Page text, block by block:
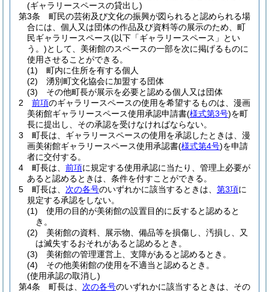
(ギャラリースペースの貸出し)
第3条
町民の芸術及び文化の振興が図られると認められる場
合には、個人又は団体の作品及び資料等の展示のため、町
民ギャラリースペース(以下「ギャラリースペース」とい
う。)として、美術館のスペースの一部を次に掲げるものに
使用させることができる。
(1)
町内に住所を有する個人
(2)
湧別町文化協会に加盟する団体
(3)
その他町長が展示を必要と認める個人又は団体
2
前項のギャラリースペースの使用を希望するものは、漫画
美術館ギャラリースペース使用承認申請書(様式第3号)を町
長に提出し、その承認を受けなければならない。
3
町長は、ギャラリースペースの使用を承認したときは、漫
画美術館ギャラリースペース使用承認書(様式第4号)を申請
者に交付する。
4
町長は、 前項に規定する使用承認に当たり、管理上必要が
あると認めるときは、条件を付すことができる。
5
町長は、 次の各号のいずれかに該当するときは、 第3項に
規定する承認をしない。
(1)
使用の目的が美術館の設置目的に反すると認めると
き。
(2)
美術館の資料、展示物、備品等を損傷し、汚損し、又
は滅失するおそれがあると認めるとき。
(3)
美術館の管理運営上、支障があると認めるとき。
(4)
その他美術館の使用を不適当と認めるとき。
(使用承認の取消し)
第4条
町長は、 次の各号のいずれかに該当するときは、その